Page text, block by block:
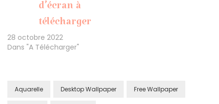
d’écran à
télécharger
28 octobre 2022
Dans "A Télécharger"
Aquarelle Desktop Wallpaper Free Wallpaper